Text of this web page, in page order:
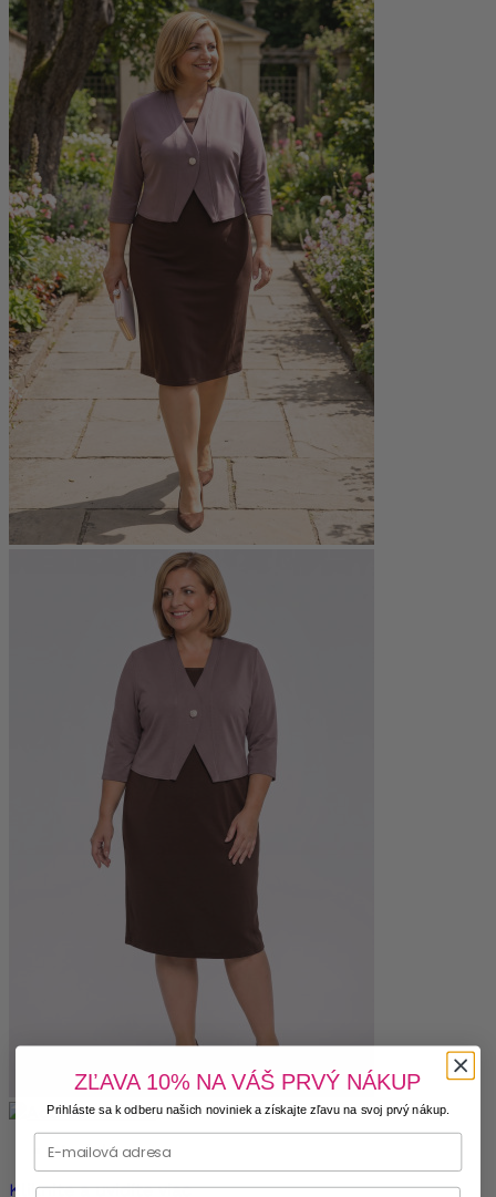
Novinka
Kliknite a uvidíte viac
ZĽAVA 10% NA VÁŠ PRVÝ NÁKUP
Prihláste sa k odberu našich noviniek a získajte zľavu na svoj prvý nákup.